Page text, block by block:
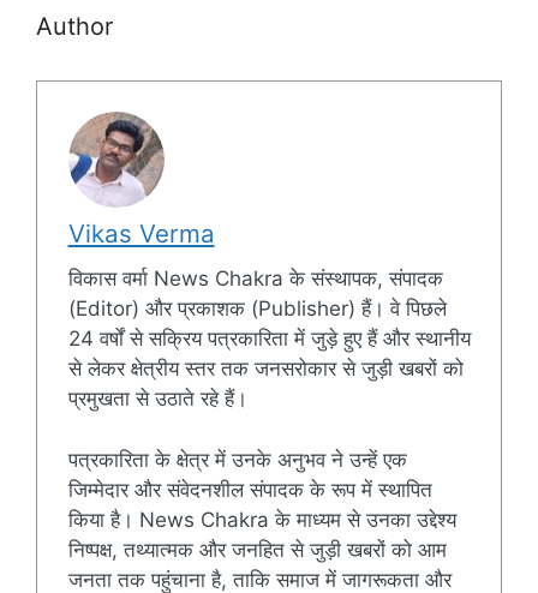
Author
Vikas Verma
विकास वर्मा News Chakra के संस्थापक, संपादक
(Editor) और प्रकाशक (Publisher) हैं। वे पिछले
24 वर्षों से सक्रिय पत्रकारिता में जुड़े हुए हैं और स्थानीय
से लेकर क्षेत्रीय स्तर तक जनसरोकार से जुड़ी खबरों को
प्रमुखता से उठाते रहे हैं।
पत्रकारिता के क्षेत्र में उनके अनुभव ने उन्हें एक
जिम्मेदार और संवेदनशील संपादक के रूप में स्थापित
किया है। News Chakra के माध्यम से उनका उद्देश्य
निष्पक्ष, तथ्यात्मक और जनहित से जुड़ी खबरों को आम
जनता तक पहुंचाना है, ताकि समाज में जागरूकता और